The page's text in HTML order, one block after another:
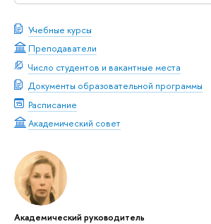
Учебные курсы
Преподаватели
Число студентов и вакантные места
Документы образовательной программы
Расписание
Академический совет
Академический руководитель